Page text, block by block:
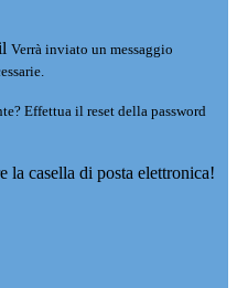
Verrà inviato un messaggio
Effettua il reset della password
la casella di posta elettronica!